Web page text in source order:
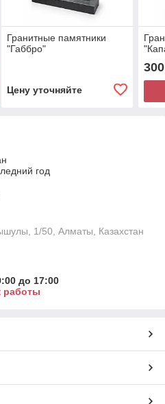
Гранитные памятники
"Габбро"
Цену уточняйте
год
1/50, Алматы, Казахстан
до 17:00
работы